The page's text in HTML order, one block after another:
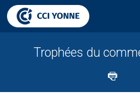
Trophées du